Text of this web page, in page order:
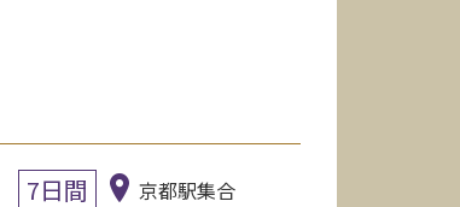
7日間 京都駅集合